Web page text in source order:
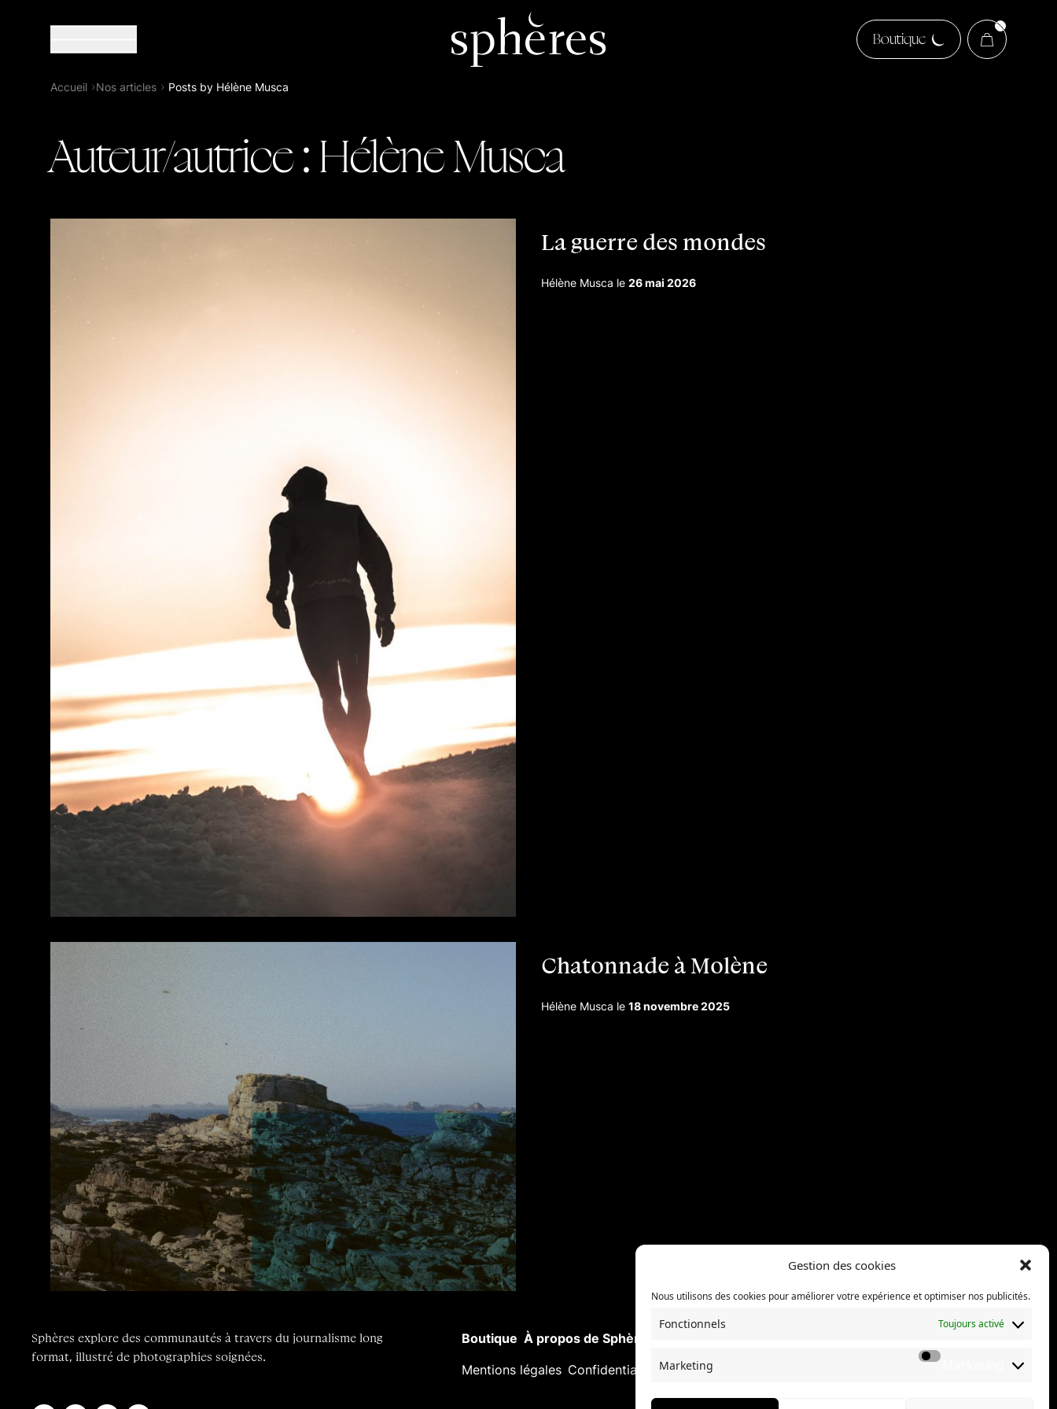
Gestion des cookies
Nous utilisons des cookies pour améliorer votre expérience et optimiser nos publicités.
Fonctionnels Toujours activé
Marketing
Boutique
À propos de Sphères
Boutique
La collection Sphères
Nos hors-série
Accueil
Sphères Magazine
Nos articles Posts by Hélène Musca
Auteur/autrice :Hélène Musca
La guerre des mondes
Hélène Musca le 26 mai 2026
Chatonnade à Molène
Hélène Musca le 18 novembre 2025
Sphères explore des communautés à travers du journalisme long
format, illustré de photographies soignées.
Boutique À propos de Sphères
Mentions légales Confidentialité